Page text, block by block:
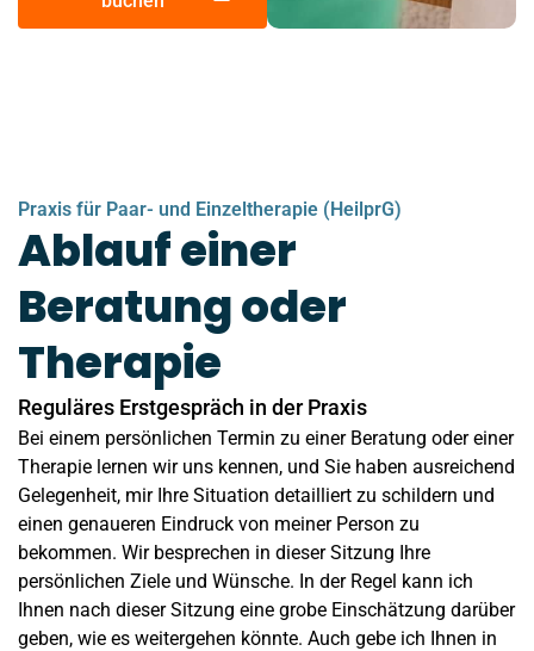
Praxis für Paar- und Einzeltherapie (HeilprG)
Ablauf einer
Beratung oder
Therapie
Reguläres Erstgespräch in der Praxis
Bei einem persönlichen Termin zu einer Beratung oder einer
Therapie lernen wir uns kennen, und Sie haben ausreichend
Gelegenheit, mir Ihre Situation detailliert zu schildern und
einen genaueren Eindruck von meiner Person zu
bekommen. Wir besprechen in dieser Sitzung Ihre
persönlichen Ziele und Wünsche. In der Regel kann ich
Ihnen nach dieser Sitzung eine grobe Einschätzung darüber
geben, wie es weitergehen könnte. Auch gebe ich Ihnen in